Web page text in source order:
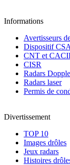
Informations
Avertisseurs
Dispositif CSA
CNT et
CISR
Radars
Radars laser
Permis de
Divertissement
TOP 10
Images drôles
Jeux radars
Histoires